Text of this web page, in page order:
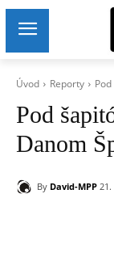
Úvod Reporty
Pod
Danom
By David-MPP 21.